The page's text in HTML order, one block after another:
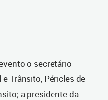
o secretário
Trânsito, Péricles de
a presidente da